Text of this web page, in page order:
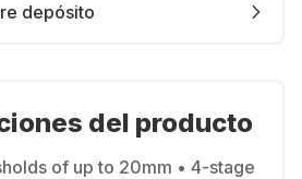
depósito
del producto
of up to 20mm • 4-stage